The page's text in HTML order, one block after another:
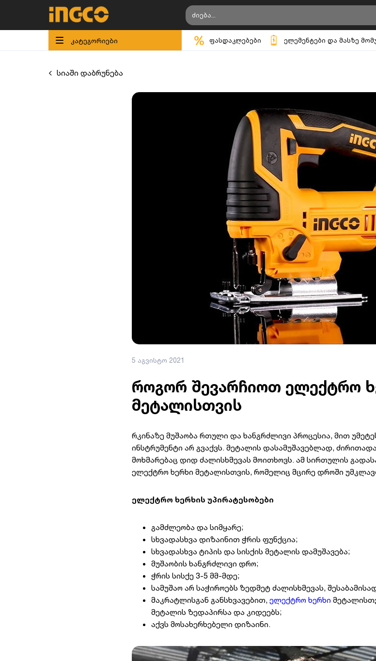
კატეგორიები ფასდაკლებები ელემენტები და მასზე
სიაში დაბრუნება
5 აგვისტო 2021
როგორ შევარჩიოთ ელექტრო
მეტალისთვის
რკინაზე მუშაობა რთული და ხანგრძლივი პროცესია, მით
ინსტრუმენტი არ გვაქვს. მეტალის დასამუშავებლად,
მოხმარებაც დიდ ძალისხმევას მოითხოვს. ამ სირთულის
ელექტრო ხერხი მეტალისთვის, რომელიც მცირე დროში
ელექტრო ხერხის უპირატესობები
გამძლეობა და სიმყარე;
სხვადასხვა დიზაინით ჭრის ფუნქცია;
სხვადასხვა ტიპის და სისქის მეტალის დამუშავება;
მუშაობის ხანგრძლივი დრო;
ჭრის სისქე 3-5 მმ-მდე;
სამუშაო არ საჭიროებს ზედმეტ ძალისხმევას,
მაკრატლისგან განსხვავებით, ელექტრო ხერხი
მეტალის ზედაპირსა და კიდეებს;
აქვს მოსახერხებელი დიზაინი.